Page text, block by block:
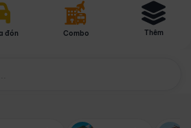
đón Combo Thêm